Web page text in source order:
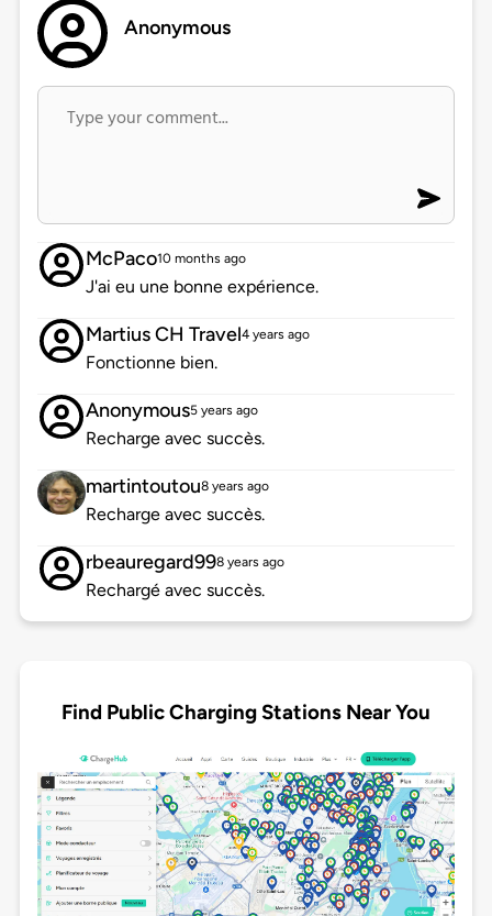
Anonymous
McPaco10 months ago
J'ai eu une bonne expérience.
Martius CH Travel4 years ago
Fonctionne bien.
Anonymous5 years ago
Recharge avec succès.
martintoutou8 years ago
Recharge avec succès.
rbeauregard998 years ago
Rechargé avec succès.
Find Public Charging Stations Near You